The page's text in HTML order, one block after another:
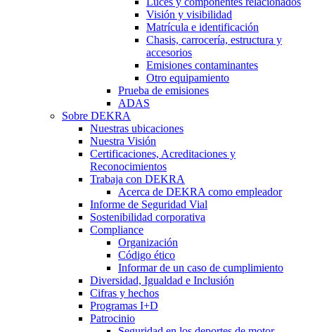
Visión y visibilidad
Matrícula e identificación
Chasis, carrocería, estructura y
accesorios
Emisiones contaminantes
Otro equipamiento
Prueba de emisiones
ADAS
Sobre DEKRA
Nuestras ubicaciones
Nuestra Visión
Certificaciones, Acreditaciones y
Reconocimientos
Trabaja con DEKRA
Acerca de DEKRA como empleador
Informe de Seguridad Vial
Sostenibilidad corporativa
Compliance
Organización
Código ético
Informar de un caso de cumplimiento
Diversidad, Igualdad e Inclusión
Cifras y hechos
Programas I+D
Patrocinio